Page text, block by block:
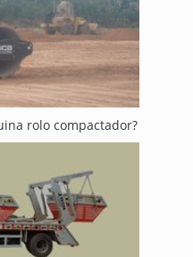
rolo compactador?